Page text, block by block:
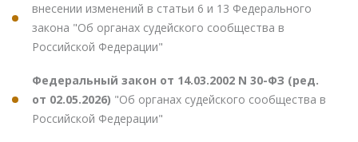
внесении изменений в статьи 6 и 13 Федерального
закона "Об органах судейского сообщества в
Российской Федерации"
Федеральный закон от 14.03.2002 N 30-ФЗ (ред.
от 02.05.2026) "Об органах судейского сообщества в
Российской Федерации"